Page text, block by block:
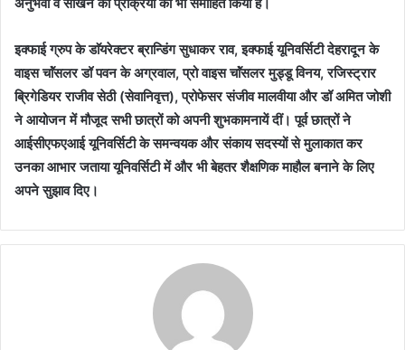
इक्फाई ग्रुप के डाॅयरेक्टर ब्रान्डिंग सुधाकर राव, इक्फाई यूनिवर्सिटी देहरादून के
वाइस चाॅंसलर डॉ पवन के अग्रवाल, प्रो वाइस चाॅंसलर मुड्डू विनय, रजिस्ट्रार
ब्रिगेडियर राजीव सेठी (सेवानिवृत्त), प्रोफेसर संजीव मालवीया और डॉ अमित जोशी
ने आयोजन में मौजूद सभी छात्रों को अपनी शुभकामनायें दीं। पूर्व छात्रों ने
आईसीएफएआई यूनिवर्सिटी के समन्वयक और संकाय सदस्यों से मुलाकात कर
उनका आभार जताया यूनिवर्सिटी में और भी बेहतर शैक्षणिक माहौल बनाने के लिए
अपने सुझाव दिए।